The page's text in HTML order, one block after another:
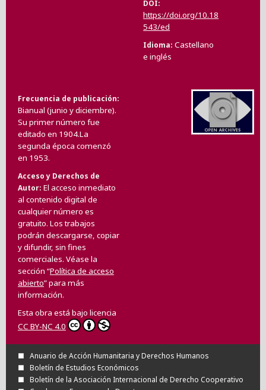
DOI
https://doi.org/10.18
543/ed
Idioma Castellano
e inglés
Frecuencia de publicación
Bianual (junio y diciembre).
Su primer número fue
editado en 1904.La
segunda época comenzó
en 1953.
Acceso y Derechos de
Autor El acceso inmediato
al contenido digital de
cualquier número es
gratuito. Los trabajos
podrán descargarse, copiar
y difundir, sin fines
comerciales. Véase la
sección “Política de acceso
abierto” para más
información.
Esta obra está bajo licencia
CC BY-NC 4.0
Anuario de Acción Humanitaria y Derechos Humanos
Boletín de Estudios Económicos
Boletín de la Asociación Internacional de Derecho Cooperativo